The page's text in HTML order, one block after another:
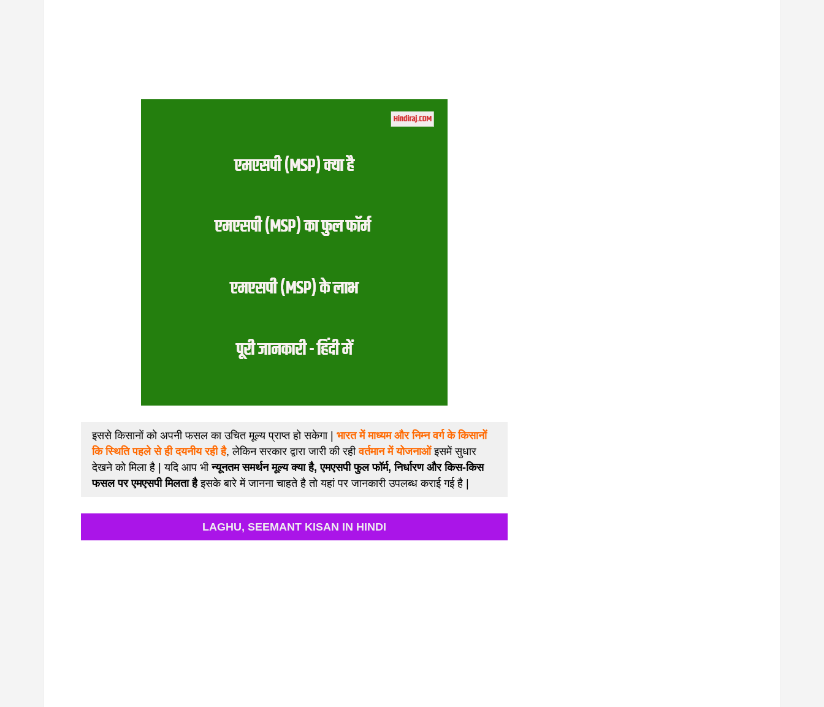
इससे किसानों को अपनी फसल का उचित मूल्य प्राप्त हो सकेगा | भारत में माध्यम और निम्न वर्ग के किसानों
कि स्थिति पहले से ही दयनीय रही है, लेकिन सरकार द्वारा जारी की रहीवर्तमान में योजनाओंइसमें सुधार
देखने को मिला है | यदि आप भीन्यूनतम समर्थन मूल्य क्या है, एमएसपी फुल फॉर्म, निर्धारण और किस-किस
फसल पर एमएसपी मिलता हैइसके बारे में जानना चाहते है तो यहां पर जानकारी उपलब्ध कराई गई है |
LAGHU, SEEMANT KISAN IN HINDI